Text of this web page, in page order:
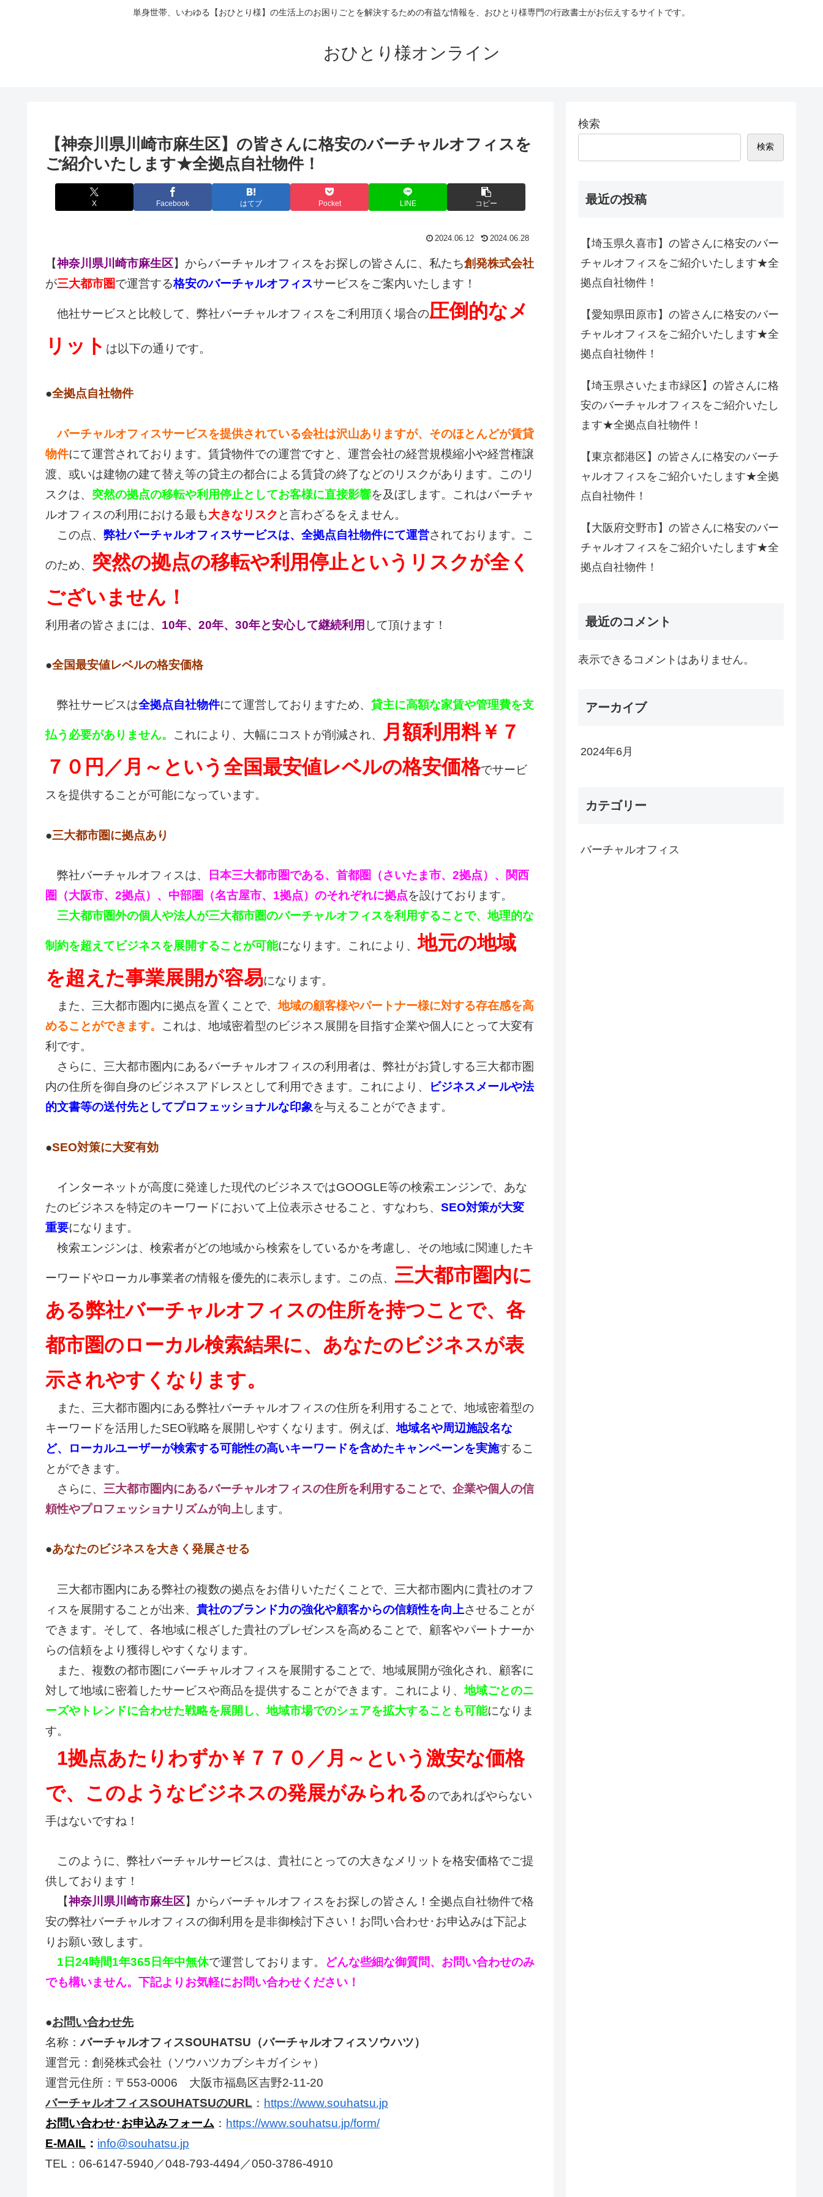
単身世帯、いわゆる【おひとり様】の生活上のお困りごとを解決するための有益な情報を、おひとり様専門の行政書士がお伝えするサイトです。
おひとり様オンライン
【神奈川県川崎市麻生区】の皆さんに格安のバーチャルオフィスを
ご紹介いたします★全拠点自社物件！
X Facebook はてブ Pocket LINE コピー
2024.06.12 2024.06.28
【神奈川県川崎市麻生区】からバーチャルオフィスをお探しの皆さんに、私たち創発株式会社
が三大都市圏で運営する格安のバーチャルオフィスサービスをご案内いたします！
他社サービスと比較して、弊社バーチャルオフィスをご利用頂く場合の圧倒的なメ
リット は以下の通りです。
●全拠点自社物件
バーチャルオフィスサービスを提供されている会社は沢山ありますが、そのほとんどが賃貸
物件にて運営されております。賃貸物件での運営ですと、運営会社の経営規模縮小や経営権譲
渡、或いは建物の建て替え等の貸主の都合による賃貸の終了などのリスクがあります。このリ
スクは、 突然の拠点の移転や利用停止としてお客様に直接影響を及ぼします。これはバーチャ
ルオフィスの利用における最も大きなリスク と言わざるをえません。
この点、 弊社バーチャルオフィスサービスは、全拠点自社物件にて運営されております。こ
のため、 突然の拠点の移転や利用停止というリスクが全く
ございません！
利用者の皆さまには、 10年、20年、30年と安心して継続利用 して頂けます！
●全国最安値レベルの格安価格
弊社サービスは全拠点自社物件にて運営しておりますため、 貸主に高額な家賃や管理費を支
払う必要がありません。 これにより、大幅にコストが削減され、
月額利用料￥７
７０円／月～という全国最安値レベルの格安価格でサービ
スを提供することが可能になっています。
●三大都市圏に拠点あり
弊社バーチャルオフィスは、
日本三大都市圏である、首都圏（さいたま市、2拠点）、関西
圏（大阪市、2拠点）、中部圏（名古屋市、1拠点）のそれぞれに拠点を設けております。
三大都市圏外の個人や法人が三大都市圏のバーチャルオフィスを利用することで、地理的な
制約を超えてビジネスを展開することが可能になります。これにより、地元の地域
を超えた事業展開が容易になります。
また、三大都市圏内に拠点を置くことで、地域の顧客様やパートナー様に対する存在感を高
めることができます。 これは、地域密着型のビジネス展開を目指す企業や個人にとって大変有
利です。
さらに、三大都市圏内にあるバーチャルオフィスの利用者は、弊社がお貸しする三大都市圏
内の住所を御自身のビジネスアドレスとして利用できます。これにより、
ビジネスメールや法
的文書等の送付先としてプロフェッショナルな印象を与えることができます。
●SEO対策に大変有効
インターネットが高度に発達した現代のビジネスではGOOGLE等の検索エンジンで、あな
たのビジネスを特定のキーワードにおいて上位表示させること、すなわち、 SEO対策が大変
重要になります。
検索エンジンは、検索者がどの地域から検索をしているかを考慮し、その地域に関連したキ
ーワードやローカル事業者の情報を優先的に表示します。この点、 三大都市圏内に
ある弊社バーチャルオフィスの住所を持つことで、各
都市圏のローカル検索結果に、あなたのビジネスが表
示されやすくなります。
また、三大都市圏内にある弊社バーチャルオフィスの住所を利用することで、地域密着型の
キーワードを活用したSEO戦略を展開しやすくなります。例えば、地域名や周辺施設名な
ど、ローカルユーザーが検索する可能性の高いキーワードを含めたキャンペーンを実施するこ
とができます。
さらに、 三大都市圏内にあるバーチャルオフィスの住所を利用することで、企業や個人の信
頼性やプロフェッショナリズムが向上します。
●あなたのビジネスを大きく発展させる
三大都市圏内にある弊社の複数の拠点をお借りいただくことで、三大都市圏内に貴社のオフ
ィスを展開することが出来、 貴社のブランド力の強化や顧客からの信頼性を向上させることが
できます。そして、各地域に根ざした貴社のプレゼンスを高めることで、顧客やパートナーか
らの信頼をより獲得しやすくなります。
また、複数の都市圏にバーチャルオフィスを展開することで、地域展開が強化され、顧客に
対して地域に密着したサービスや商品を提供することができます。これにより、地域ごとのニ
ーズやトレンドに合わせた戦略を展開し、地域市場でのシェアを拡大することも可能になりま
す。
1拠点あたりわずか￥７７０／月～という激安な価格
で、このようなビジネスの発展がみられるのであればやらない
手はないですね！
このように、弊社バーチャルサービスは、貴社にとっての大きなメリットを格安価格でご提
供しております！
【神奈川県川崎市麻生区】からバーチャルオフィスをお探しの皆さん！全拠点自社物件で格
安の弊社バーチャルオフィスの御利用を是非御検討下さい！お問い合わせ･お申込みは下記よ
りお願い致します。
1日24時間1年365日年中無休で運営しております。
どんな些細な御質問、お問い合わせのみ
でも構いません。下記よりお気軽にお問い合わせください！
●お問い合わせ先
名称：バーチャルオフィスSOUHATSU（バーチャルオフィスソウハツ）
運営元：創発株式会社（ソウハツカブシキガイシャ）
運営元住所：〒553-0006 大阪市福島区吉野2-11-20
バーチャルオフィスSOUHATSUのURL ： https://www.souhatsu.jp
お問い合わせ･お申込みフォーム ： https://www.souhatsu.jp/form/
E-MAIL ： info@souhatsu.jp
TEL：06-6147-5940／048-793-4494／050-3786-4910
検索
検索
最近の投稿
【埼玉県久喜市】の皆さんに格安のバー
チャルオフィスをご紹介いたします★全
拠点自社物件！
【愛知県田原市】の皆さんに格安のバー
チャルオフィスをご紹介いたします★全
拠点自社物件！
【埼玉県さいたま市緑区】の皆さんに格
安のバーチャルオフィスをご紹介いたし
ます★全拠点自社物件！
【東京都港区】の皆さんに格安のバーチ
ャルオフィスをご紹介いたします★全拠
点自社物件！
【大阪府交野市】の皆さんに格安のバー
チャルオフィスをご紹介いたします★全
拠点自社物件！
最近のコメント
表示できるコメントはありません。
アーカイブ
2024年6月
カテゴリー
バーチャルオフィス